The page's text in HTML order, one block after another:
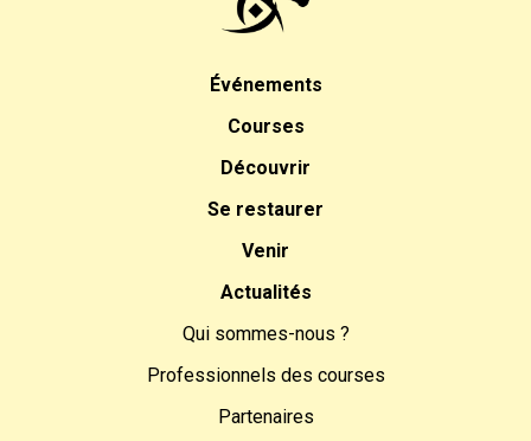
Événements
Courses
Découvrir
Se restaurer
Venir
Actualités
Qui sommes-nous ?
Professionnels des courses
Partenaires